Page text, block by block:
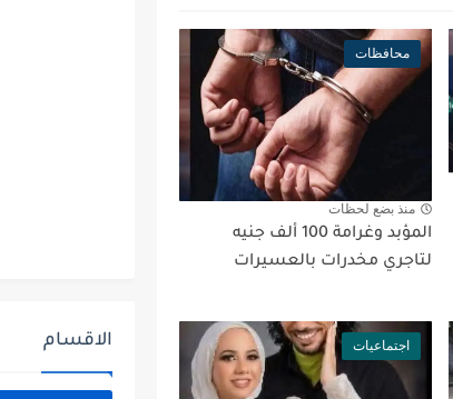
محافظات
منذ بضع لحظات
المؤبد وغرامة 100 ألف جنيه
لتاجري مخدرات بالعسيرات
اجتماعيات الاقسام